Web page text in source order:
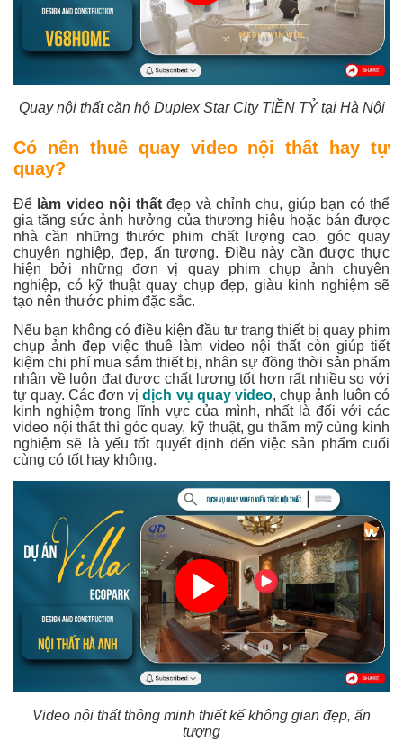
Quay nội thất căn hộ Duplex Star City TIỀN TỶ tại Hà Nội
Có nên thuê quay video nội thất hay tự
quay?
Để làm video nội thấtđẹp và chỉnh chu, giúp bạn có thể
gia tăng sức ảnh hưởng của thương hiệu hoặc bán được
nhà cần những thước phim chất lượng cao, góc quay
chuyên nghiệp, đẹp, ấn tượng. Điều này cần được thực
hiện bởi những đơn vị quay phim chụp ảnh chuyên
nghiệp, có kỹ thuật quay chụp đẹp, giàu kinh nghiệm sẽ
tạo nên thước phim đặc sắc.
Nếu bạn không có điều kiện đầu tư trang thiết bị quay phim
chụp ảnh đẹp việc thuê làm video nội thất còn giúp tiết
kiệm chi phí mua sắm thiết bị, nhân sự đồng thời sản phẩm
nhận về luôn đạt được chất lượng tốt hơn rất nhiều so với
tự quay. Các đơn vịdịch vụ quay video, chụp ảnh luôn có
kinh nghiệm trong lĩnh vực của mình, nhất là đối với các
video nội thất thì góc quay, kỹ thuật, gu thẩm mỹ cùng kinh
nghiệm sẽ là yếu tốt quyết định đến việc sản phẩm cuối
cùng có tốt hay không.
Video nội thất thông minh thiết kế không gian đẹp, ấn
tượng